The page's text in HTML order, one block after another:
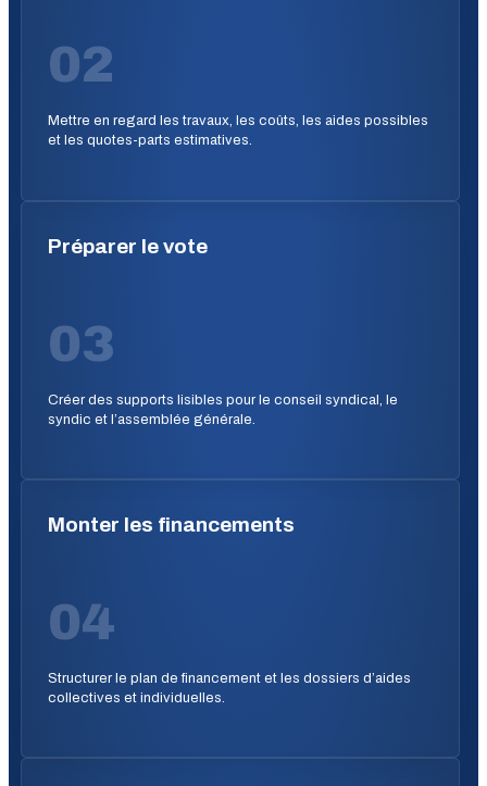
02
Mettre en regard les travaux, les coûts, les aides possibles
et les quotes-parts estimatives.
Préparer le vote
03
Créer des supports lisibles pour le conseil syndical, le
syndic et l’assemblée générale.
Monter les financements
04
Structurer le plan de financement et les dossiers d’aides
collectives et individuelles.